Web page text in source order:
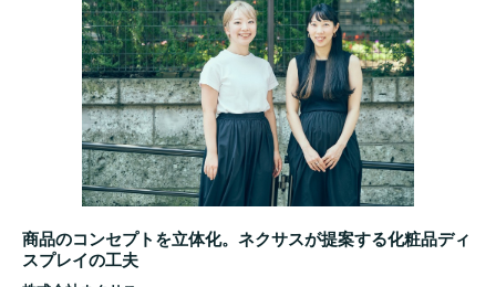
商品のコンセプトを立体化。ネクサスが提案する化粧品ディ
スプレイの工夫